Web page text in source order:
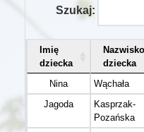
Szukaj:
Imię
dziecka
Nazwisko
dziecka
Nina
Wąchała
Jagoda
Kasprzak-
Pozańska